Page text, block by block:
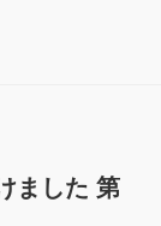
ました 第